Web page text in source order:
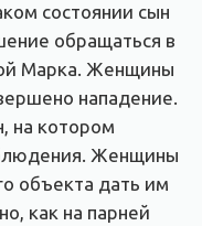
состоянии сын
обращаться в
Марка. Женщины
нападение.
на котором
Женщины
объекта дать им
как на парней